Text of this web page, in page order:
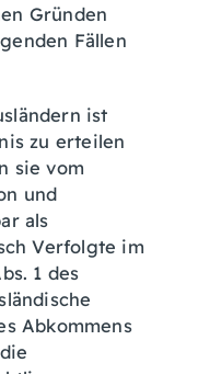
Gründen
Fällen
ist
zu erteilen
sie vom
und
als
Verfolgte im
1 des
Abkommens